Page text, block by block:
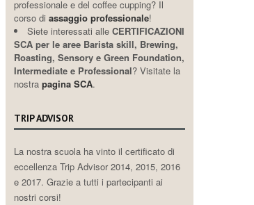
professionale e del coffee cupping? Il
corso di assaggio professionale!
Siete interessati alle CERTIFICAZIONI
SCA per le aree Barista skill, Brewing,
Roasting, Sensory e Green Foundation,
Intermediate e Professional? Visitate la
nostra pagina SCA.
TRIP ADVISOR
La nostra scuola ha vinto il certificato di
eccellenza Trip Advisor 2014, 2015, 2016
e 2017. Grazie a tutti i partecipanti ai
nostri corsi!